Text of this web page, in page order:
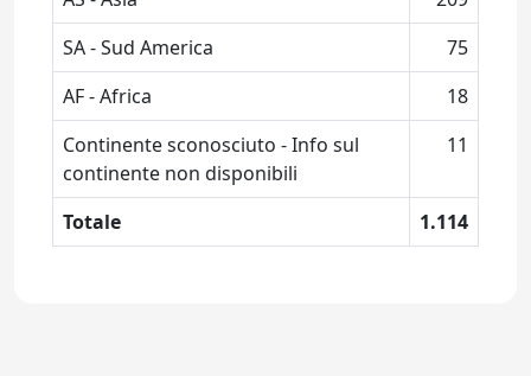
SA - Sud America
75
AF - Africa
18
Continente sconosciuto - Info sul
continente non disponibili
11
Totale 1.114